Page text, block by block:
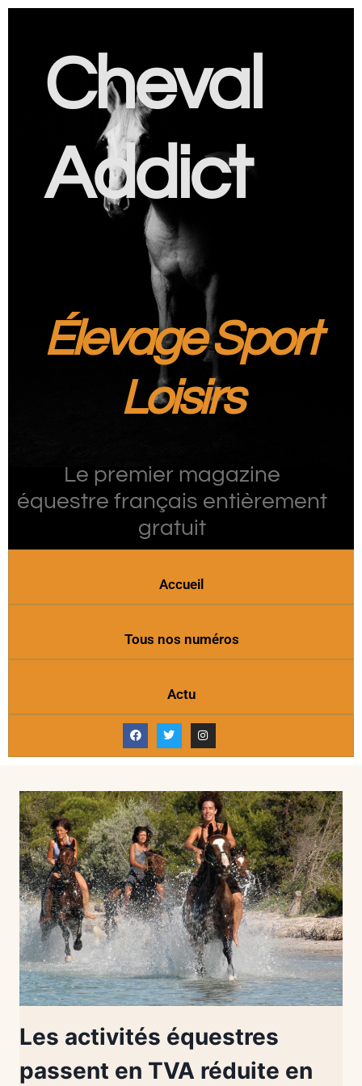
Cheval
Addict
Élevage Sport
Loisirs
Le premier magazine
équestre français entièrement
gratuit
Accueil
Tous nos numéros
Actu
Les activités équestres
passent en TVA réduite en